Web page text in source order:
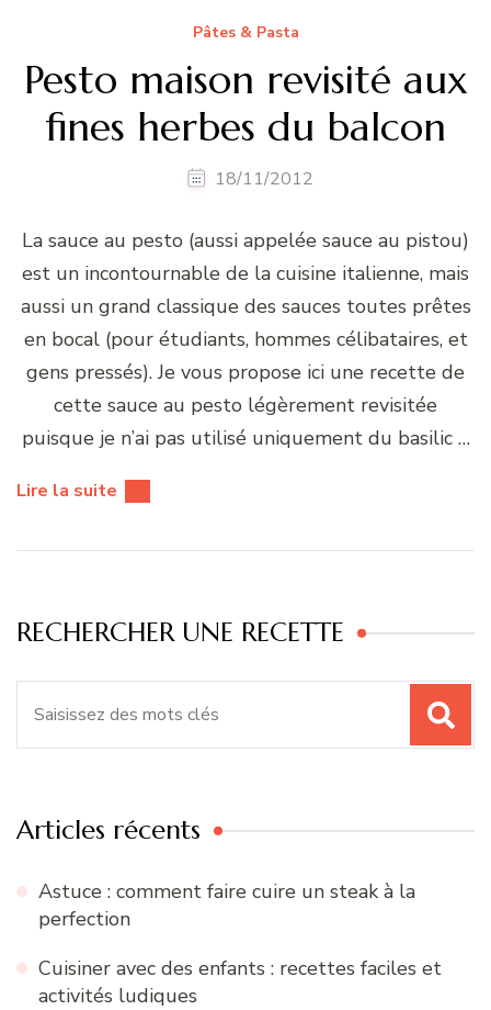
Pâtes & Pasta
Pesto maison revisité aux
fines herbes du balcon
18/11/2012
La sauce au pesto (aussi appelée sauce au pistou)
est un incontournable de la cuisine italienne, mais
aussi un grand classique des sauces toutes prêtes
en bocal (pour étudiants, hommes célibataires, et
gens pressés). Je vous propose ici une recette de
cette sauce au pesto légèrement revisitée
puisque je n’ai pas utilisé uniquement du basilic …
Lire la suite
RECHERCHER UNE RECETTE
Articles récents
Astuce : comment faire cuire un steak à la
perfection
Cuisiner avec des enfants : recettes faciles et
activités ludiques